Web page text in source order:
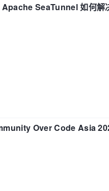
SeaTunnel 如何解
Over Code Asia